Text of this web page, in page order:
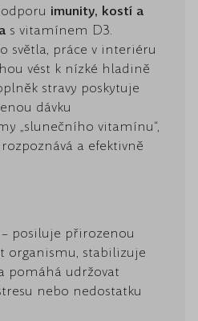
imunity, kostí a
s vitamínem D3.
světla, práce v interiéru
vést k nízké hladině
stravy poskytuje
dávku
„slunečního vitamínu“,
a efektivně
– posiluje přirozenou
organismu, stabilizuje
pomáhá udržovat
nebo nedostatku